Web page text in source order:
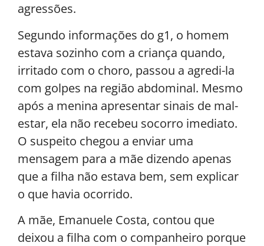
agressões.
Segundo informações do g1, o homem
estava sozinho com a criança quando,
irritado com o choro, passou a agredi-la
com golpes na região abdominal. Mesmo
após a menina apresentar sinais de mal-
estar, ela não recebeu socorro imediato.
O suspeito chegou a enviar uma
mensagem para a mãe dizendo apenas
que a filha não estava bem, sem explicar
o que havia ocorrido.
A mãe, Emanuele Costa, contou que
deixou a filha com o companheiro porque